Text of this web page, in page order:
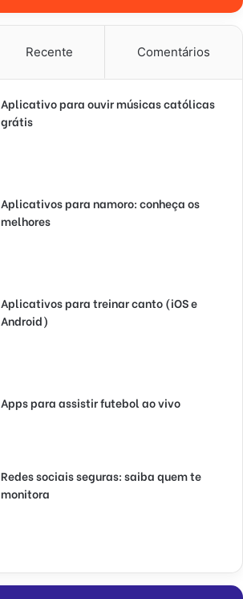
Recente Comentários
Aplicativo para ouvir músicas católicas
grátis
Aplicativos para namoro: conheça os
melhores
Aplicativos para treinar canto (iOS e
Android)
Apps para assistir futebol ao vivo
Redes sociais seguras: saiba quem te
monitora